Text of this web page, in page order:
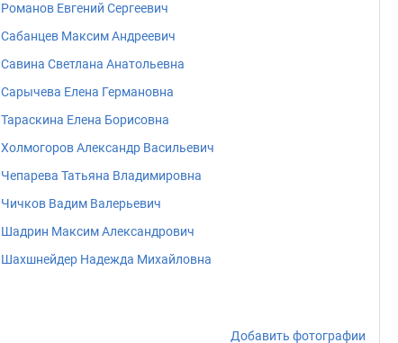
Романов Евгений Сергеевич
Сабанцев Максим Андреевич
Савина Светлана Анатольевна
Сарычева Елена Германовна
Тараскина Елена Борисовна
Холмогоров Александр Васильевич
Чепарева Татьяна Владимировна
Чичков Вадим Валерьевич
Шадрин Максим Александрович
Шахшнейдер Надежда Михайловна
Добавить фотографии